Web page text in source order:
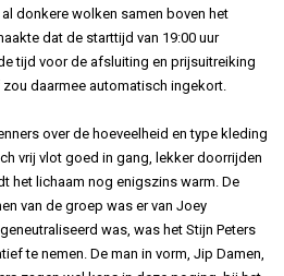
donkere wolken samen boven het
dat de starttijd van 19:00 uur
tijd voor de afsluiting en prijsuitreiking
daarmee automatisch ingekort.
over de hoeveelheid en type kleding
vrij vlot goed in gang, lekker doorrijden
het lichaam nog enigszins warm. De
van de groep was er van Joey
was, was het Stijn Peters
te nemen. De man in vorm, Jip Damen,